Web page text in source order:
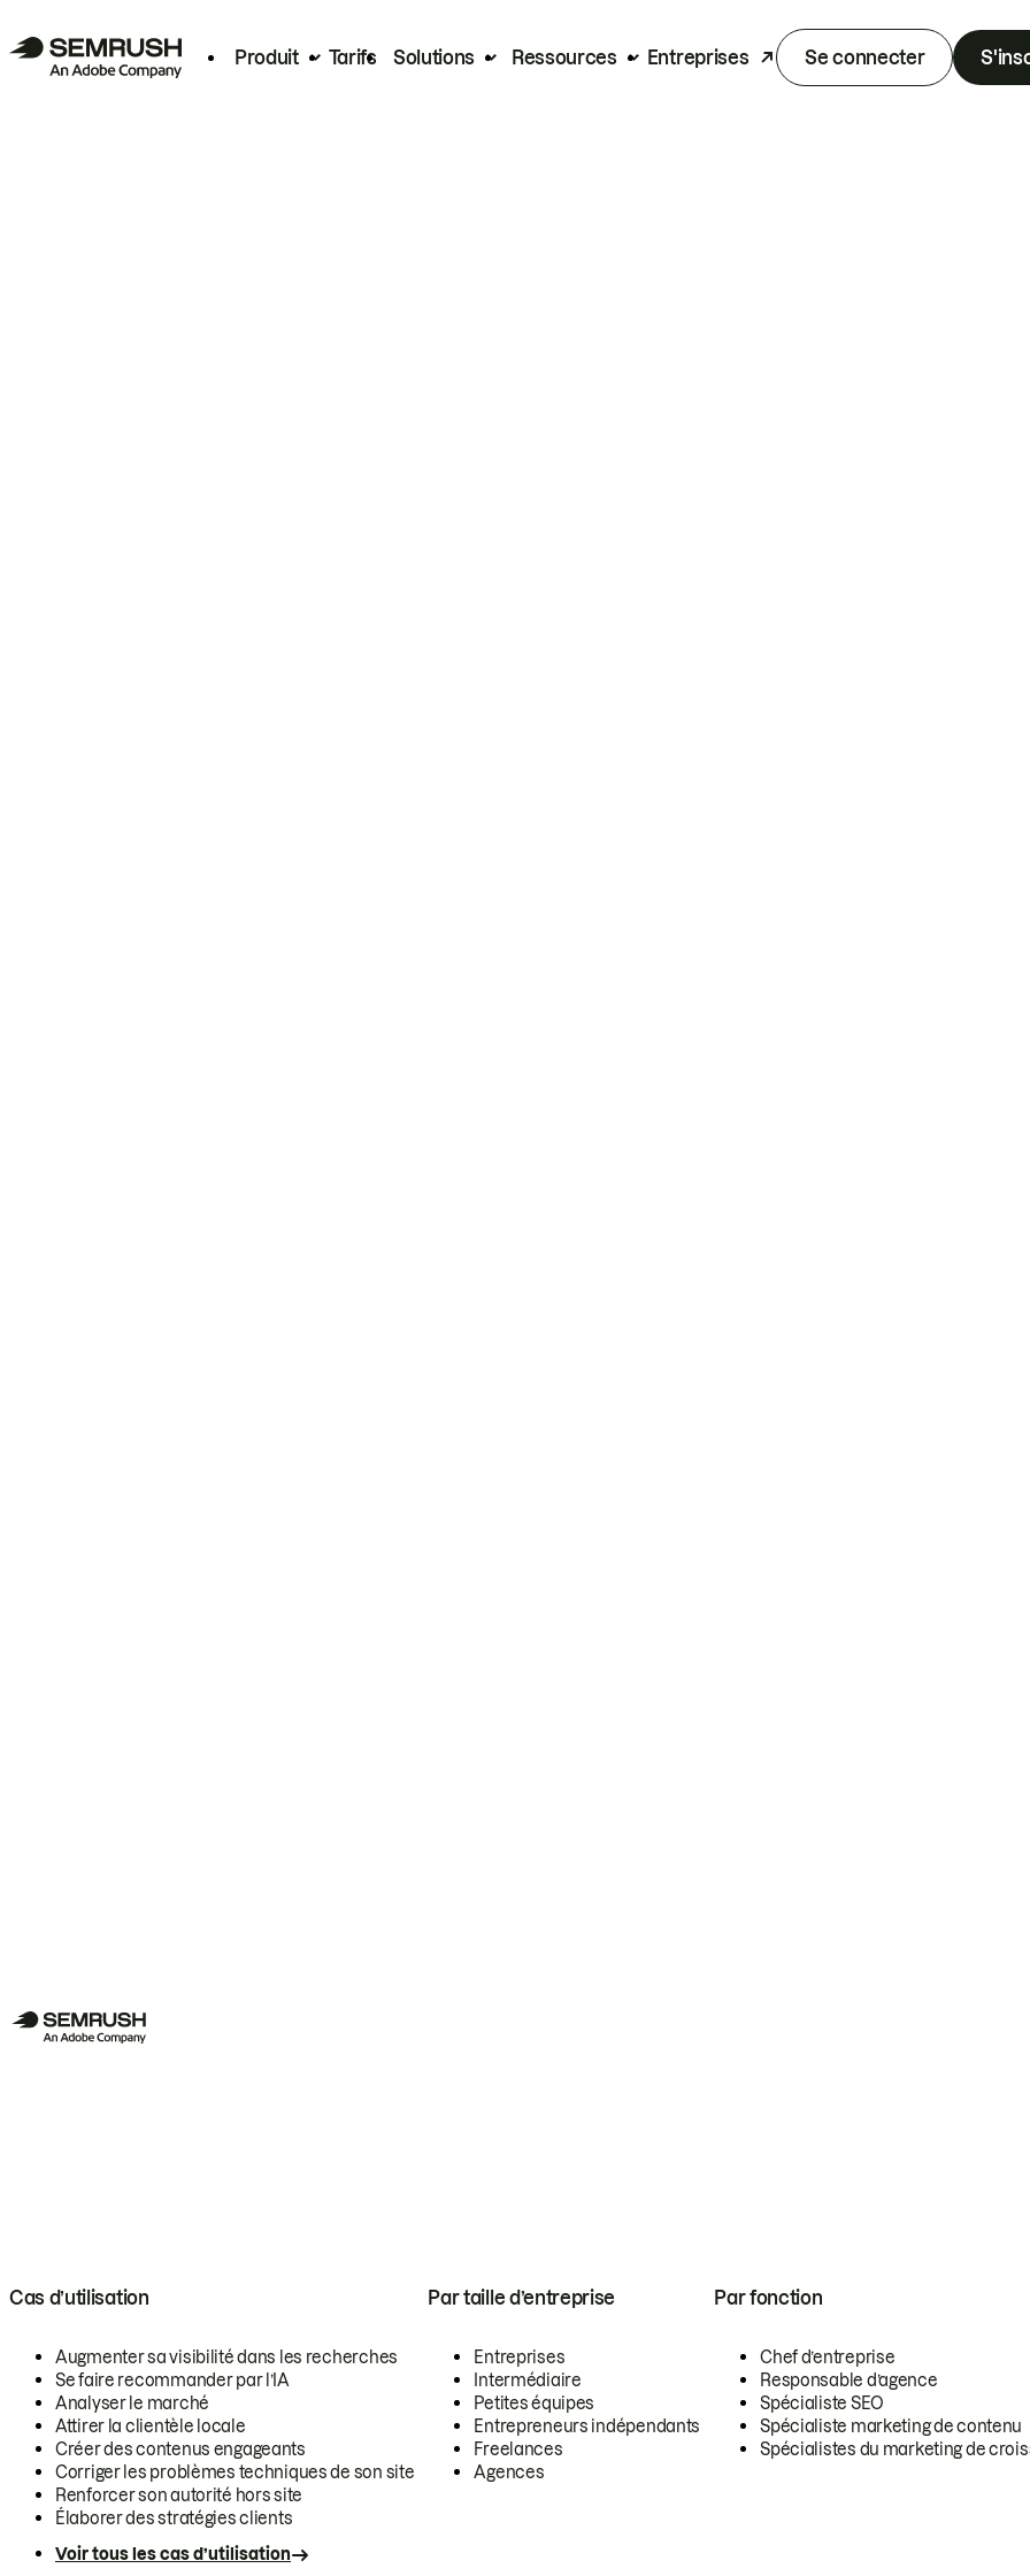
Produit Tarifs Solutions Ressources Entreprises Se connecter
Cas d’utilisation
Augmenter sa visibilité dans les recherches
Se faire recommander par l’IA
Analyser le marché
Attirer la clientèle locale
Créer des contenus engageants
Corriger les problèmes techniques de son site
Renforcer son autorité hors site
Élaborer des stratégies clients
Voir tous les cas d’utilisation
Par taille d’entreprise
Entreprises
Intermédiaire
Petites équipes
Entrepreneurs indépendants
Freelances
Agences
Par fonction
Chef d’entreprise
Responsable d’agence
Spécialiste SEO
Spécialiste marketing de contenu
Spécialistes du marketing de